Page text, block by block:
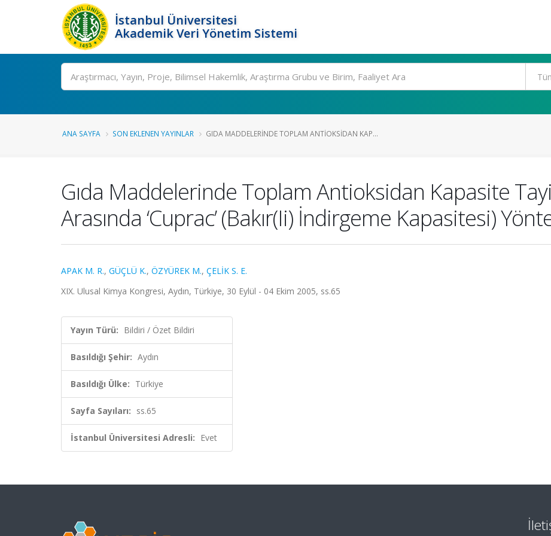
İstanbul Üniversitesi
Akademik Veri Yönetim Sistemi
Ara
ANA SAYFA SON EKLENEN YAYINLAR GIDA MADDELERINDE TOPLAM ANTIOKSIDAN KAP...
Gıda Maddelerinde Toplam Antioksidan Kapasite
Arasında ‘Cuprac’ (Bakır(Ii) İndirgeme Kapasitesi)
APAK M. R., GÜÇLÜ K., ÖZYÜREK M., ÇELİK S. E.
XIX. Ulusal Kimya Kongresi, Aydın, Türkiye, 30 Eylül - 04 Ekim 2005, ss.65
Yayın Türü: Bildiri / Özet Bildiri
Basıldığı Şehir: Aydın
Basıldığı Ülke: Türkiye
Sayfa Sayıları: ss.65
İstanbul Üniversitesi Adresli: Evet